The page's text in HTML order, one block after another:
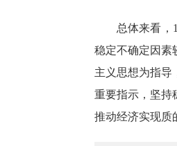
总体来看，
稳定不确定因素
主义思想为指导
重要指示 ， 坚持
推动经济实现质